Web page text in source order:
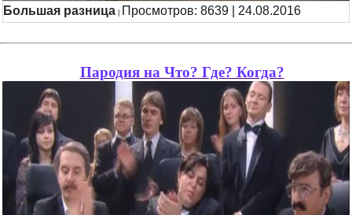
Большая разница Просмотров: 8639 | 24.08.2016
Пародия на Что? Где? Когда?